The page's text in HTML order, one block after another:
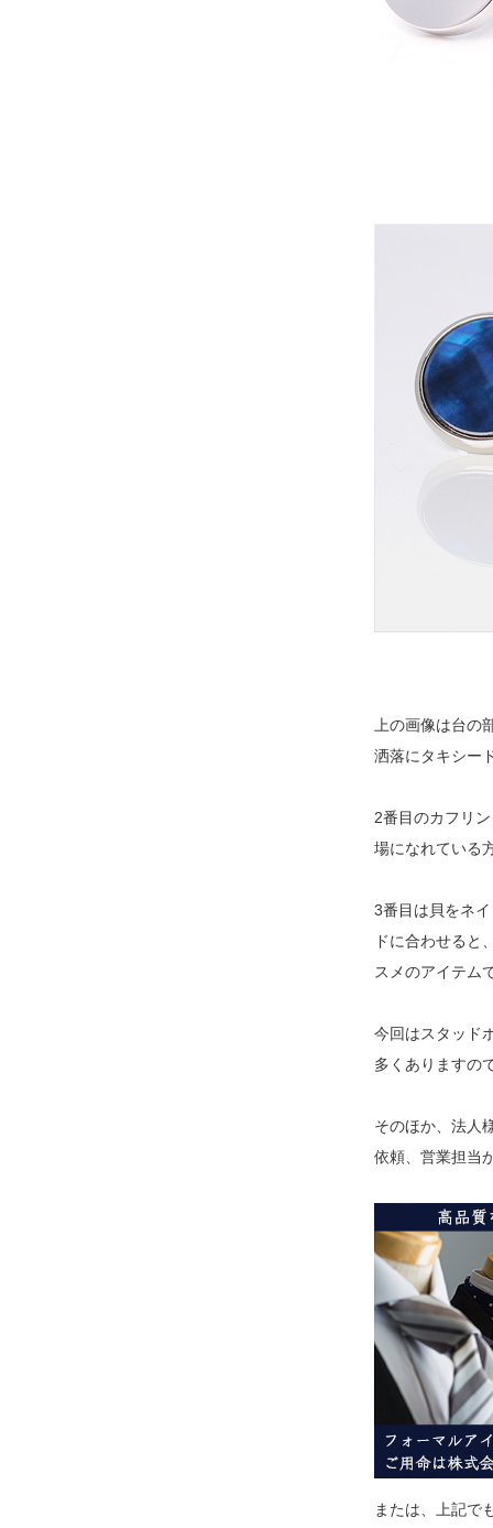
上の画像は台の
洒落にタキシー
2番目のカフリ
場になれている
3番目は貝をネ
ドに合わせると
スメのアイテム
今回はスタッド
多くありますの
そのほか、法人
依頼、営業担当
または、上記で